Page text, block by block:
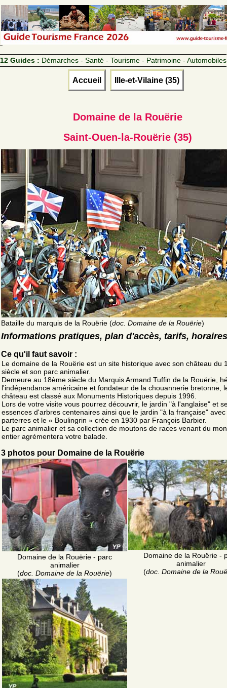
12 Guides : Démarches - Santé - Tourisme - Patrimoine - Automobiles
Accueil Ille-et-Vilaine (35)
Domaine de la Rouërie
Saint-Ouen-la-Rouërie (35)
Bataille du marquis de la Rouërie (doc. Domaine de la Rouërie)
Informations pratiques, plan d'accès, tarifs, horaires
Ce qu'il faut savoir :
Le domaine de la Rouërie est un site historique avec son château du
siècle et son parc animalier.
Demeure au 18ème siècle du Marquis Armand Tuffin de la Rouërie,
l'indépendance américaine et fondateur de la chouannerie bretonne,
château est classé aux Monuments Historiques depuis 1996.
Lors de votre visite vous pourrez découvrir, le jardin "à l'anglaise" et
essences d'arbres centenaires ainsi que le jardin "à la française" avec
parterres et le « Boulingrin » crée en 1930 par François Barbier.
Le parc animalier et sa collection de moutons de races venant du
entier agrémentera votre balade.
3 photos pour Domaine de la Rouërie
Domaine de la Rouërie - parc
animalier
(doc. Domaine de la Rouërie)
Domaine de la Rouërie -
animalier
(doc. Domaine de la